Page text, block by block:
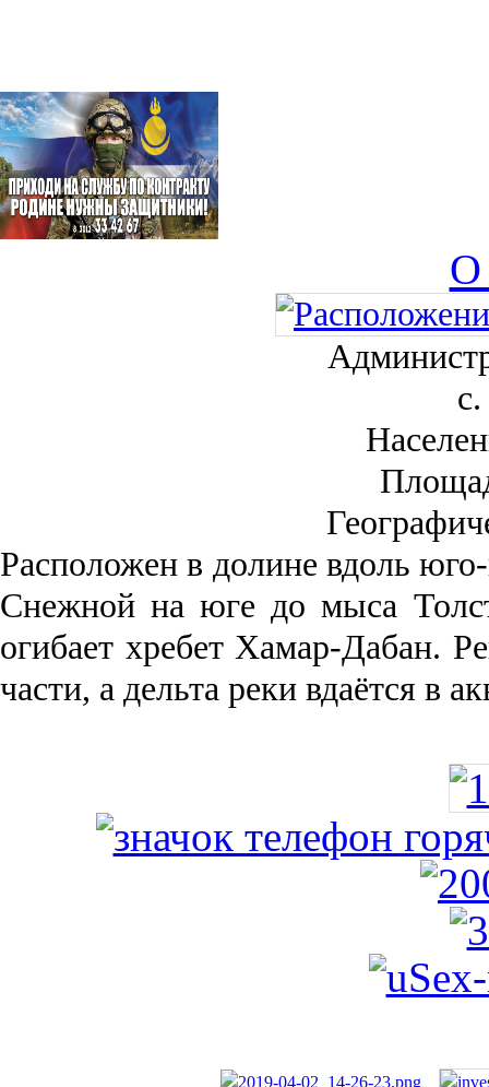
О
Рас­положен в долине вдоль
Снежной на юге до мыса
огибает хребет Хамар-Дабан.
части, а дельта реки вда­ётся в